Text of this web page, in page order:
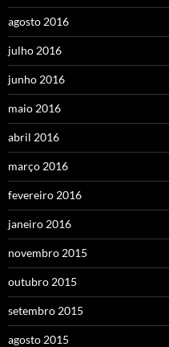
agosto 2016
julho 2016
junho 2016
maio 2016
abril 2016
março 2016
fevereiro 2016
janeiro 2016
novembro 2015
outubro 2015
setembro 2015
agosto 2015